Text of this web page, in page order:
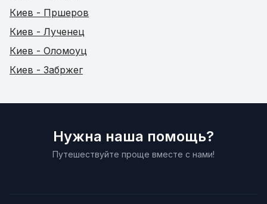
Киев - Пршеров
Киев - Лученец
Киев - Оломоуц
Киев - Забржег
Нужна наша помощь?
Путешествуйте проще вместе с нами!